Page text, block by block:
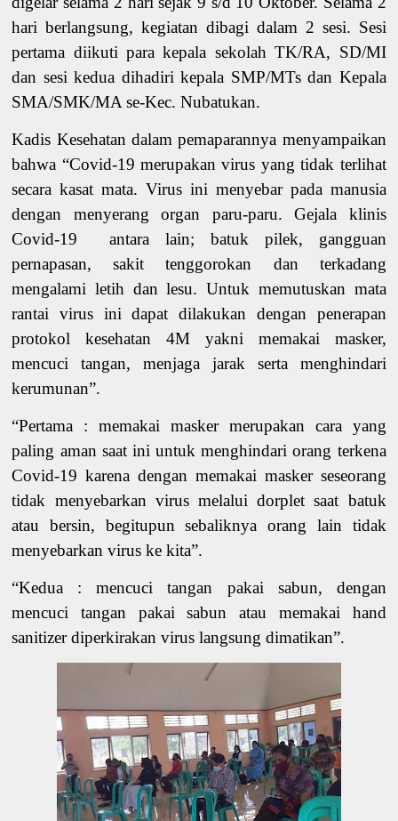
hari berlangsung, kegiatan dibagi dalam 2 sesi. Sesi
pertama diikuti para kepala sekolah TK/RA, SD/MI
dan sesi kedua dihadiri kepala SMP/MTs dan Kepala
SMA/SMK/MA se-Kec. Nubatukan.
Kadis Kesehatan dalam pemaparannya menyampaikan
bahwa “Covid-19 merupakan virus yang tidak terlihat
secara kasat mata. Virus ini menyebar pada manusia
dengan menyerang organ paru-paru. Gejala klinis
Covid-19 antara lain; batuk pilek, gangguan
pernapasan, sakit tenggorokan dan terkadang
mengalami letih dan lesu. Untuk memutuskan mata
rantai virus ini dapat dilakukan dengan penerapan
protokol kesehatan 4M yakni memakai masker,
mencuci tangan, menjaga jarak serta menghindari
kerumunan”.
“Pertama : memakai masker merupakan cara yang
paling aman saat ini untuk menghindari orang terkena
Covid-19 karena dengan memakai masker seseorang
tidak menyebarkan virus melalui dorplet saat batuk
atau bersin, begitupun sebaliknya orang lain tidak
menyebarkan virus ke kita”.
“Kedua : mencuci tangan pakai sabun, dengan
mencuci tangan pakai sabun atau memakai hand
sanitizer diperkirakan virus langsung dimatikan”.